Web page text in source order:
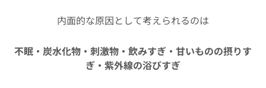
内面的な原因として考えられるのは
不眠・炭水化物・刺激物・飲みすぎ・甘いものの摂りす
ぎ・紫外線の浴びすぎ